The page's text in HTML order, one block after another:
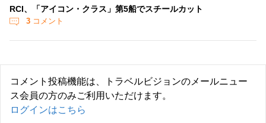
RCI、「アイコン・クラス」第5船でスチールカット
3 コメント
コメント投稿機能は、トラベルビジョンのメールニュー
ス会員の方のみご利用いただけます。
ログインはこちら